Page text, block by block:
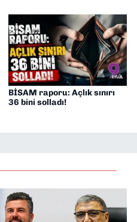
BİSAM raporu: Açlık sınırı
36 bini solladı!